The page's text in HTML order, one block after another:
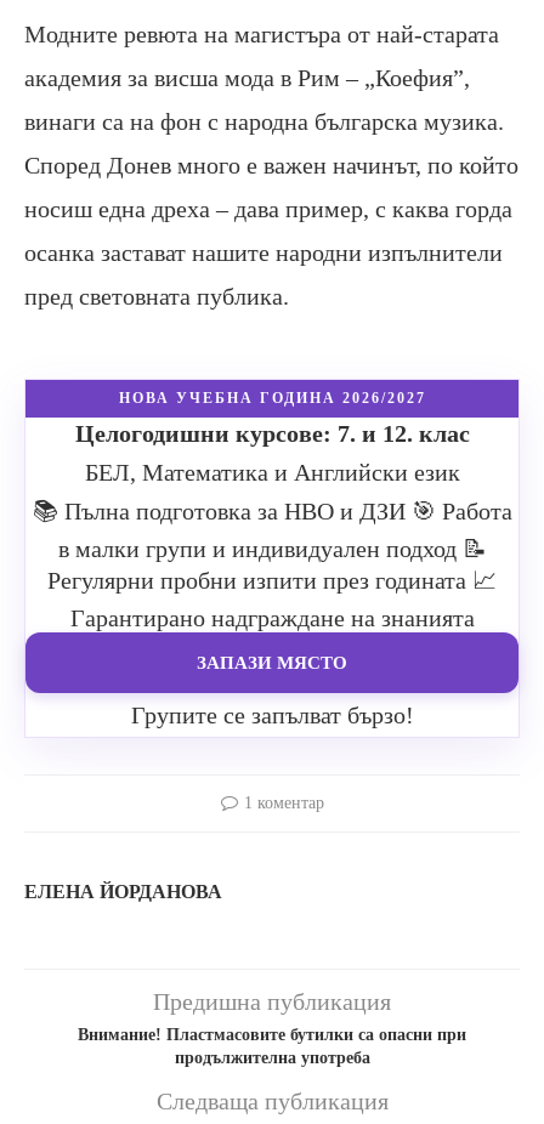
Модните ревюта на магистъра от най-старата
академия за висша мода в Рим – „Коефия”,
винаги са на фон с народна българска музика.
Според Донев много е важен начинът, по който
носиш една дреха – дава пример, с каква горда
осанка застават нашите народни изпълнители
пред световната публика.
НОВА УЧЕБНА ГОДИНА 2026/2027
Целогодишни курсове: 7. и 12. клас
БЕЛ, Математика и Английски език
📚 Пълна подготовка за НВО и ДЗИ 🎯 Работа
в малки групи и индивидуален подход 📝
Регулярни пробни изпити през годината 📈
Гарантирано надграждане на знанията
ЗАПАЗИ МЯСТО
Групите се запълват бързо!
1 коментар
ЕЛЕНА ЙОРДАНОВА
Предишна публикация
Внимание! Пластмасовите бутилки са опасни при
продължителна употреба
Следваща публикация